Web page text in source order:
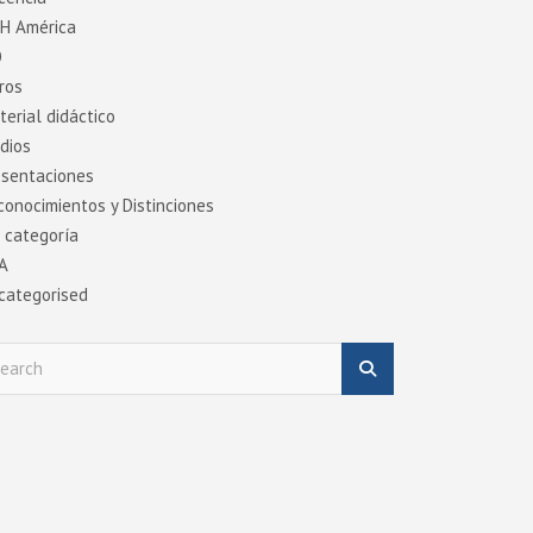
América
didáctico
y Distinciones
categoría